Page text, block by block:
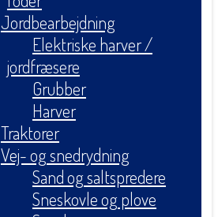
Jordbearbejdning
Elektriske harver /
jordfræsere
Grubber
Harver
Traktorer
Vej- og snedrydning
Sand og saltspredere
Sneskovle og plove